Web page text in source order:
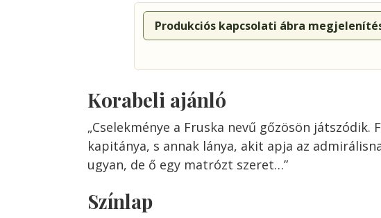
Produkciós kapcsolati ábra
Korabeli ajánló
„Cselekménye a Fruska nevű gőzösön játszódik.
kapitánya, s annak lánya, akit apja az
ugyan, de ő egy matrózt szeret…”
Színlap